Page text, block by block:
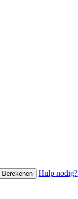
Berekenen Hulp nodig?